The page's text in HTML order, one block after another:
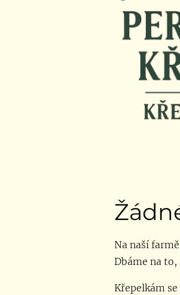
Na naší
Dbáme na
Křepelkám